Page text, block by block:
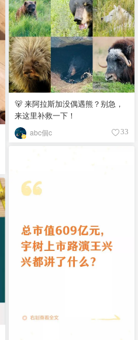
🐻 来阿拉斯加没偶遇熊？别急，
来这里补救一下！
abc個c 33